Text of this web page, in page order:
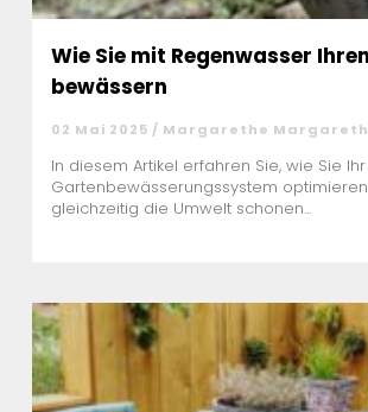
Wie Sie mit Regenwasser
bewässern
02 Mai 2025 / Margarethe
In diesem Artikel erfahren Sie, wie Sie Ihr
Gartenbewässerungssystem
gleichzeitig die Umwelt schonen...